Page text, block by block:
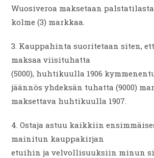
Wuosiveroa maksetaan
kolme (3) markkaa.
3. Kauppahinta suoritetaan siten,
maksaa viisituhatta
(5000), huhtikuulla 1906
jäännös yhdeksän tuhatta (9000)
maksettava huhtikuulla 1907.
4. Ostaja astuu kaikkiin
mainitun kauppakirjan
etuihin ja velvollisuuksiin minun